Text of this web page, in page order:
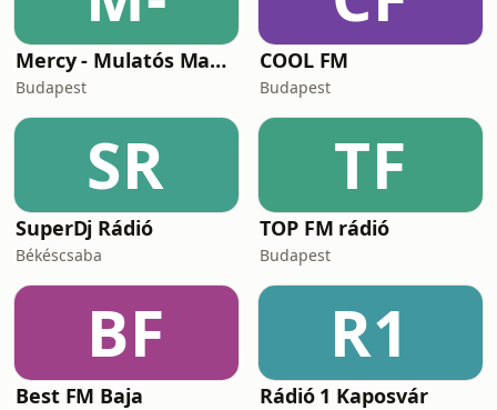
Mercy - Mulatós Magyar Rádió
Budapest
COOL FM
Budapest
SR
SuperDj Rádió
Békéscsaba
TF
TOP FM rádió
Budapest
BF
Best FM Baja
R1
Rádió 1 Kaposvár